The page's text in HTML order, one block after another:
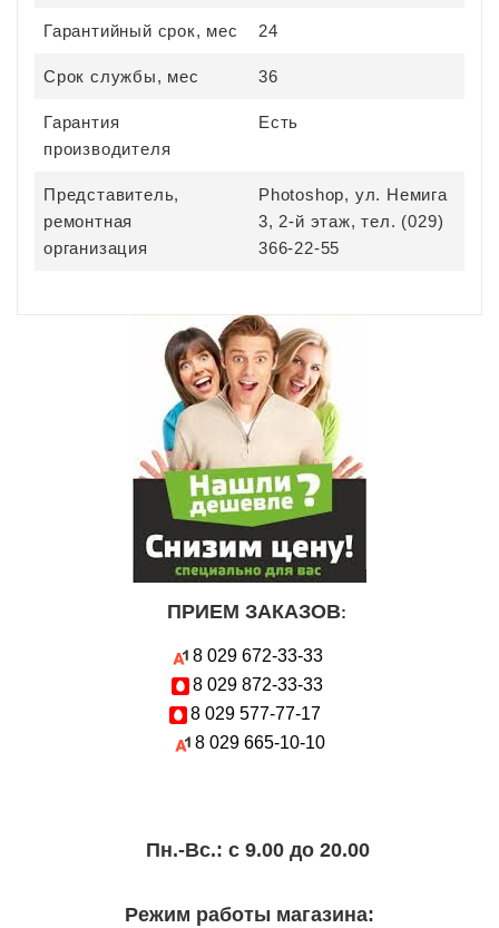
Гарантийный срок, мес 24
Срок службы, мес 36
Гарантия
производителя
Есть
Представитель,
ремонтная
организация
Photoshop, ул. Немига
3, 2-й этаж, тел. (029)
366-22-55
ПРИЕМ ЗАКАЗОВ:
8 029 672-33-33
8 029 872-33-33
8 029 577-77-17
8 029 665-10-10
Пн.-Вc.: с 9.00 до 20.00
Режим работы магазина: